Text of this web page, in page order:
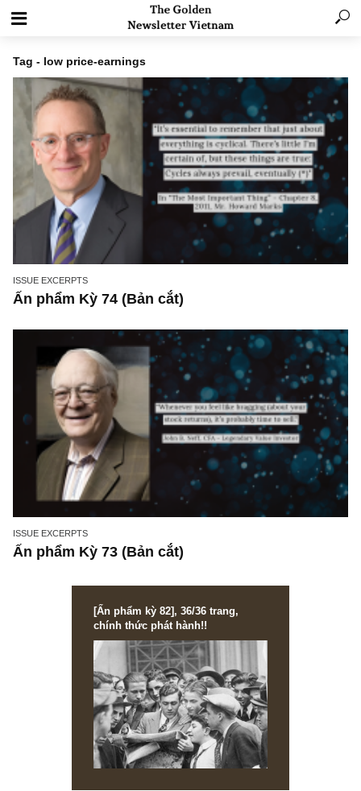
Tag - low price-earnings
Ấn phẩm Kỳ 74 (Bản cắt)
Ấn phẩm Kỳ 73 (Bản cắt)
[Ấn phẩm kỳ 82], 36/36 trang,
chính thức phát hành!!